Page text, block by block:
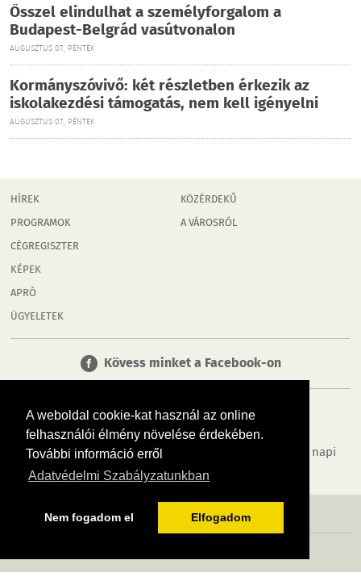
A weboldal cookie-kat használ az online
felhasználói élmény növelése érdekében.
További információ erről
Adatvédelmi Szabályzatunkban
Nem fogadom el Elfogadom
Ősszel elindulhat a személyforgalom a
Budapest-Belgrád vasútvonalon
AUGUSZTUS 07., PÉNTEK
Kormányszóvivő: két részletben érkezik az
iskolakezdési támogatás, nem kell igényelni
AUGUSZTUS 07., PÉNTEK
HÍREK
PROGRAMOK
CÉGREGISZTER
KÉPEK
APRÓ
ÜGYELETEK
KÖZÉRDEKŰ
A VÁROSRÓL
Kövess minket a Facebook-on
Tudj meg többet városodról! Hírek, programok, képek, napi
menü, cégek…. és minden, ami Győr
MÉDIAAJÁNLÓ ADATVÉDELEM IMPRESSZUM RÓLUNK